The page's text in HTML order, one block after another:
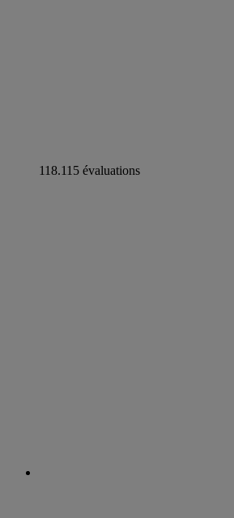
118.115 évaluations